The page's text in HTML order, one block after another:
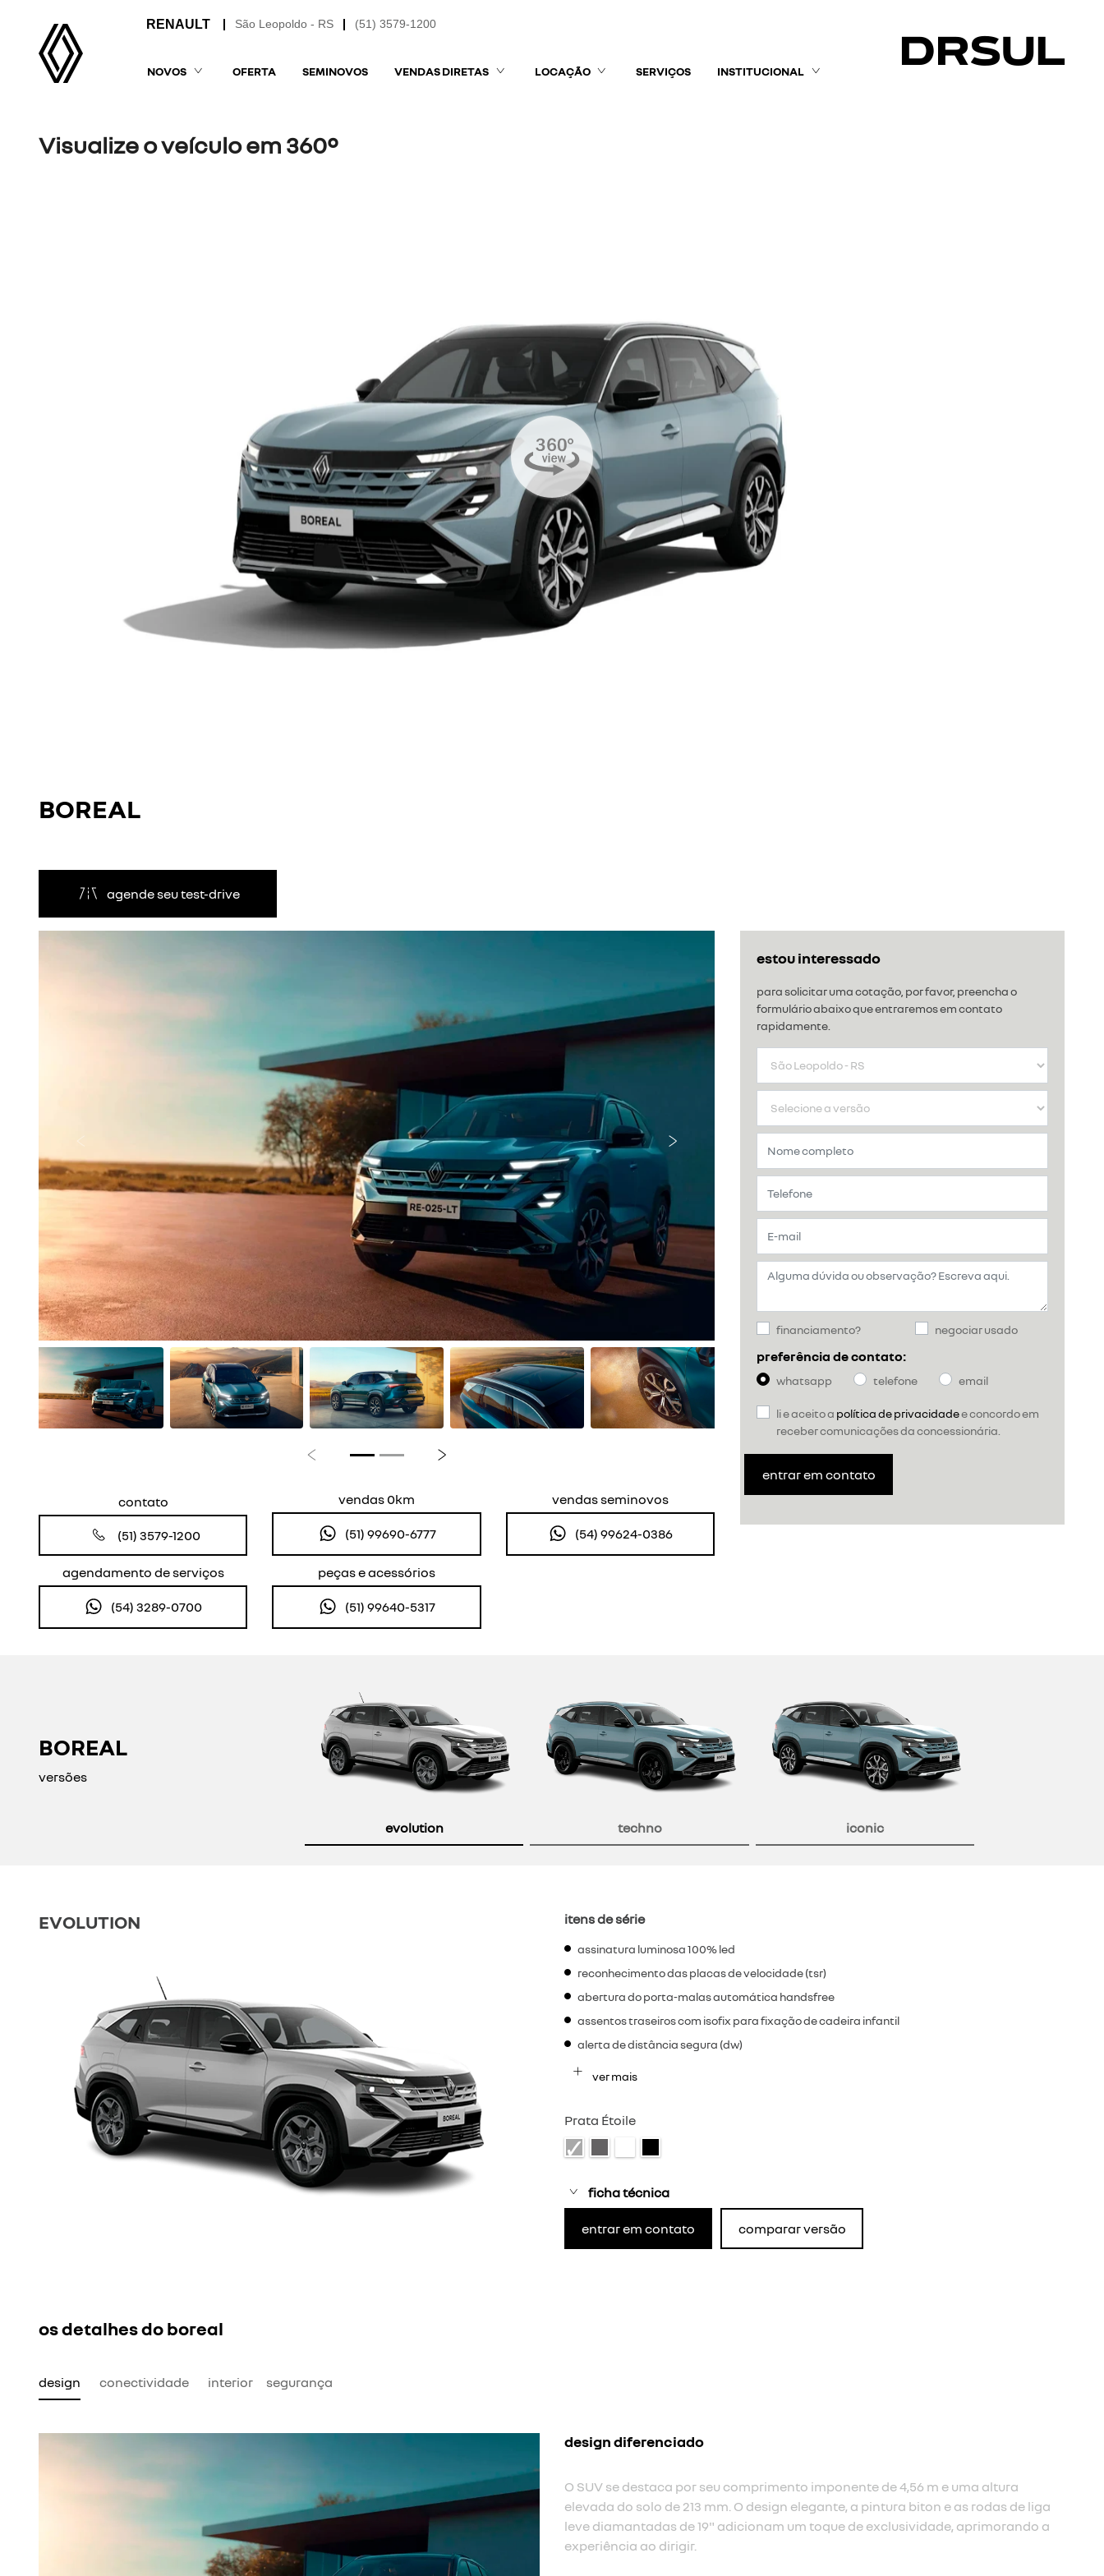
(51) 3579-1200
São Leopoldo - RS
NOVOS OFERTA SEMINOVOS VENDAS DIRETAS LOCAÇÃO SERVIÇOS INSTITUCIONAL
Visualize o veículo em 360°
BOREAL
agende seu test-drive
estou interessado
para solicitar uma cotação, por favor, preencha o
formulário abaixo que entraremos em contato
rapidamente.
financiamento? negociar usado
preferência de contato:
whatsapp telefone email
li e aceito a política de privacidadee concordo em
receber comunicações da concessionária.
entrar em contato
Anterior Próximo
Anterior Próximo
contato
(51) 3579-1200
vendas 0km
(51) 99690-6777
vendas seminovos
(54) 99624-0386
agendamento de serviços
(54) 3289-0700
peças e acessórios
(51) 99640-5317
BOREAL
versões
evolution techno iconic
EVOLUTION itens de série
assinatura luminosa 100% led
reconhecimento das placas de velocidade (tsr)
abertura do porta-malas automática handsfree
assentos traseiros com isofix para fixação de cadeira infantil
alerta de distância segura (dw)
ver mais
Prata Étoile
ficha técnica
entrar em contato comparar versão
os detalhes do boreal
design conectividade interior segurança
assinatura luminosa em full led
Assinatura luminosa em full LED com sequências de boas-vindas e despedida.